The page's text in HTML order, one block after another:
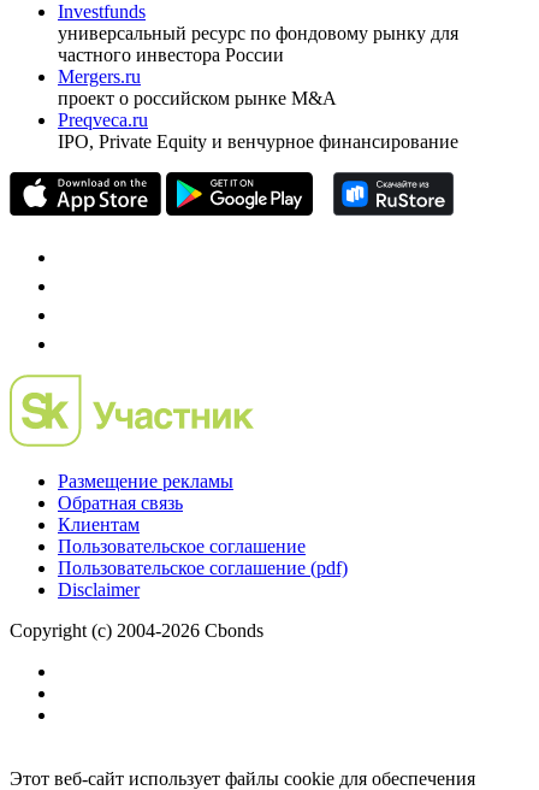
Investfunds
универсальный ресурс по фондовому рынку для
частного инвестора России
Mergers.ru
проект о российском рынке M&A
Preqveca.ru
IPO, Private Equity и венчурное финансирование
Размещение рекламы
Обратная связь
Клиентам
Пользовательское соглашение
Пользовательское соглашение (pdf)
Disclaimer
Copyright (c) 2004-2026 Cbonds
Этот веб-сайт использует файлы cookie для обеспечения